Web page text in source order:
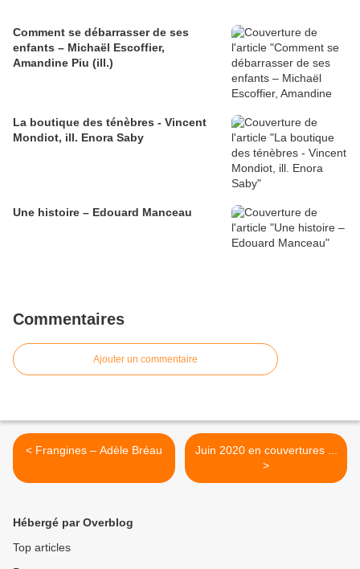
Comment se débarrasser de ses
enfants – Michaël Escoffier,
Amandine Piu (ill.)
La boutique des ténèbres - Vincent
Mondiot, ill. Enora Saby
Une histoire – Edouard Manceau
Commentaires
Ajouter un commentaire
< Frangines – Adèle Bréau
Juin 2020 en couvertures ...
>
Hébergé par Overblog
Top articles